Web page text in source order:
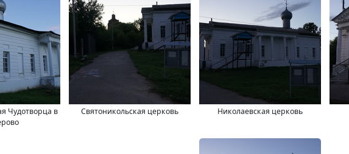
Чудотворца в
Святоникольская церковь Николаевская церковь